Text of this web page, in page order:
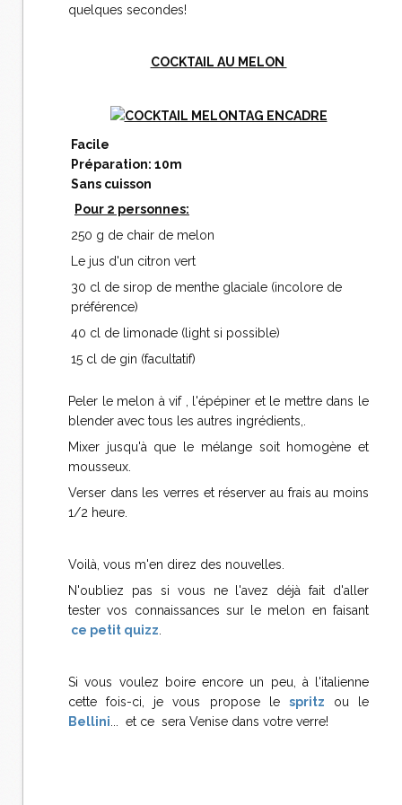
quelques secondes!
COCKTAIL AU MELON
Facile
Préparation: 10m
Sans cuisson
Pour 2 personnes:
250 g de chair de melon
Le jus d'un citron vert
30 cl de sirop de menthe glaciale (incolore de
préférence)
40 cl de limonade (light si possible)
15 cl de gin (facultatif)
Peler le melon à vif , l'épépiner et le mettre dans le
blender avec tous les autres ingrédients,.
Mixer jusqu'à que le mélange soit homogène et
mousseux.
Verser dans les verres et réserver au frais au moins
1/2 heure.
Voilà, vous m'en direz des nouvelles.
N'oubliez pas si vous ne l'avez déjà fait d'aller
tester vos connaissances sur le melon en faisant
ce petit quizz
Si vous voulez boire encore un peu, à l'italienne
cette fois-ci, je vous propose le spritz ou le
Bellini ... et ce sera Venise dans votre verre!